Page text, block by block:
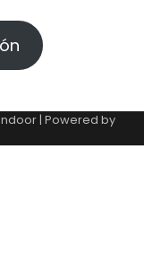
| Powered by